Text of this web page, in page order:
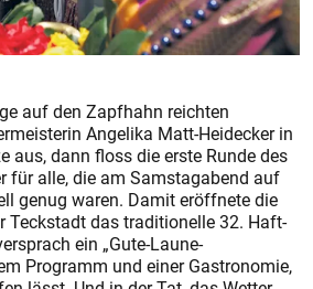
auf den Zapfhahn reichten
Angelika Matt-Heidecker in
aus, dann floss die erste Runde des
für alle, die am Samstagabend auf
genug waren. Damit eröffnete die
Teckstadt das traditionelle 32. Haft-
ein „Gute-Laune-
Programm und einer Gastronomie,